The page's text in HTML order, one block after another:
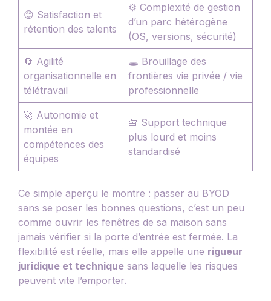
😊 Satisfaction et
rétention des talents
⚙️ Complexité de gestion
d’un parc hétérogène
(OS, versions, sécurité)
🔄 Agilité
organisationnelle en
télétravail
🕳️ Brouillage des
frontières vie privée / vie
professionnelle
🚀 Autonomie et
montée en
compétences des
équipes
🧰 Support technique
plus lourd et moins
standardisé
Ce simple aperçu le montre : passer au BYOD
sans se poser les bonnes questions, c’est un peu
comme ouvrir les fenêtres de sa maison sans
jamais vérifier si la porte d’entrée est fermée. La
flexibilité est réelle, mais elle appelle une rigueur
juridique et technique sans laquelle les risques
peuvent vite l’emporter.